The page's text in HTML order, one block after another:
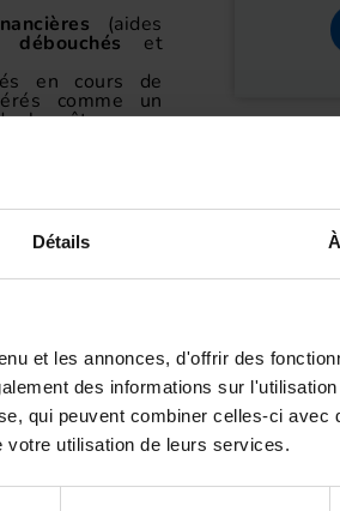
Détails
et les annonces, d'offrir des
des informations sur
qui peuvent combiner celles-ci avec
utilisation de leurs services.
(aides
et
en cours de
comme un
brevêt prouve
euros en ULM
capacité à
à piloter avant de